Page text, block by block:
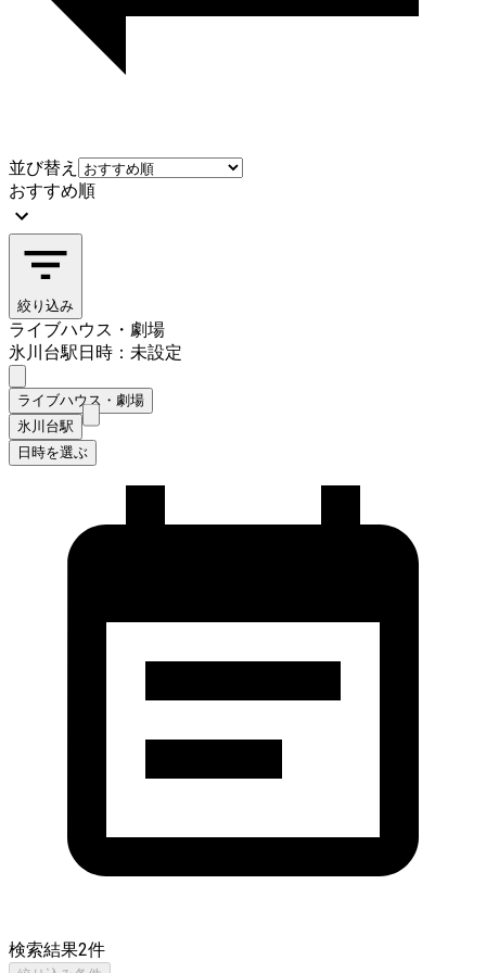
並び替え
おすすめ順
絞り込み
ライブハウス・劇場
氷川台駅日時：未設定
ライブハウス・劇場
氷川台駅
日時を選ぶ
検索結果2件